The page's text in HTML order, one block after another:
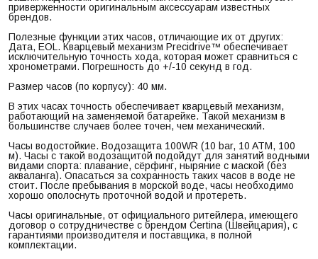
приверженности оригинальным аксессуарам известных
брендов.
Полезные функции этих часов, отличающие их от других:
Дата, EOL. Кварцевый механизм Precidrive™ обеспечивает
исключительную точность хода, которая может сравниться с
хронометрами. Погрешность до +/-10 секунд в год.
Размер часов (по корпусу): 40 мм.
В этих часах точность обеспечивает кварцевый механизм,
работающий на заменяемой батарейке. Такой механизм в
большинстве случаев более точен, чем механический.
Часы водостойкие. Водозащита 100WR (10 bar, 10 ATM, 100
м). Часы с такой водозащитой подойдут для занятий водными
видами спорта: плавание, сёрфинг, ныряние с маской (без
акваланга). Опасаться за сохранность таких часов в воде не
стоит. После пребывания в морской воде, часы необходимо
хорошо ополоснуть проточной водой и протереть.
Часы оригинальные, от официального ритейлера, имеющего
договор о сотрудничестве с брендом Certina (Швейцария), с
гарантиями производителя и поставщика, в полной
комплектации.